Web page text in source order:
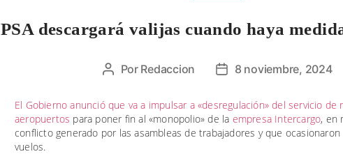
PSA descargará valijas cuando haya
Autor
la
entrada
Por Redaccion
Fecha
la
entrada
8 noviembre, 2024
El Gobierno anunció que va a impulsar a «desregulación» del servicio de
aeropuertos para poner fin al «monopolio» de la empresa Intercargo, en
conflicto generado por las asambleas de trabajadores y que
vuelos.